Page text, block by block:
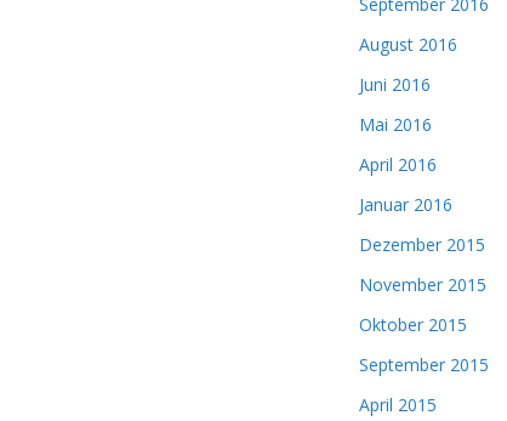
August 2016
Juni 2016
Mai 2016
April 2016
Januar 2016
Dezember 2015
November 2015
Oktober 2015
September 2015
April 2015